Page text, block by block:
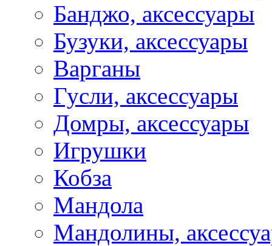
Банджо, аксессуары
Бузуки, аксессуары
Варганы
Гусли, аксессуары
Домры, аксессуары
Игрушки
Кобза
Мандола
Мандолины,